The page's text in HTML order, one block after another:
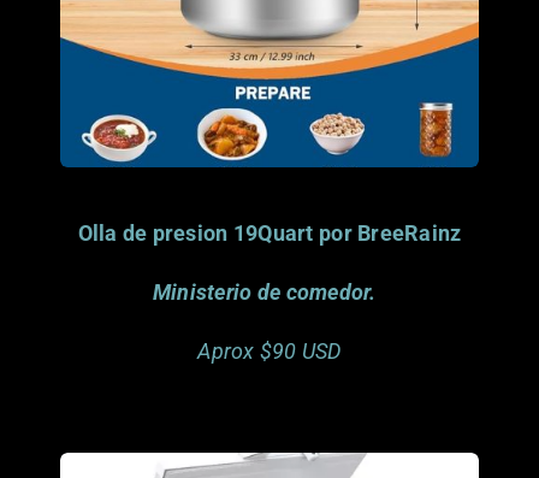
Este artículo ya fue
donado por
Anonymous donor. Pines, FL
Olla de presion 19Quart por BreeRainz
Ministerio de comedor.
Aprox $90 USD